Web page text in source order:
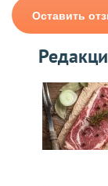
Оставить